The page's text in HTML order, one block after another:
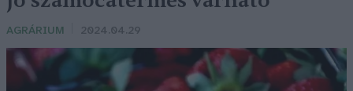
AGRÁRIUM 2024.04.29